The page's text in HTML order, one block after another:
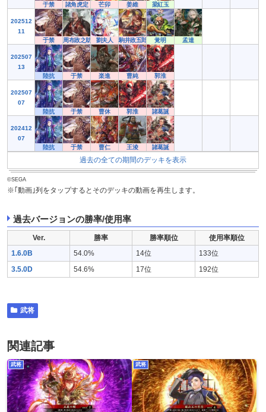
于禁
諸角虎定 芒卯 姜維 梁紅玉
202512
11
于禁
周布政之助 劉夫人 駒井政五郎 覚明 孟達
202507
13
陸抗
于禁 楽進 曹純 郭淮
202507
07
陸抗
于禁 曹休 郭淮 諸葛誕
202412
07
陸抗
于禁 曹仁 王淩 諸葛誕
過去の全ての期間のデッキを表示
©SEGA
※｢動画｣列をタップするとそのデッキの動画を再生します。
過去バージョンの勝率/使用率
Ver. 勝率 勝率順位
使用率順位
1.6.0B
54.0% 14位 133位
3.5.0D 54.6% 17位 192位
武将
関連記事
武将 武将